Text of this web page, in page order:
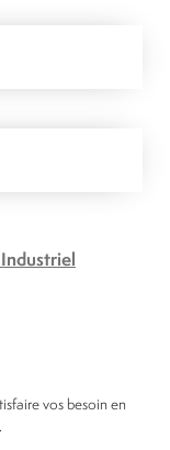
vos besoin en